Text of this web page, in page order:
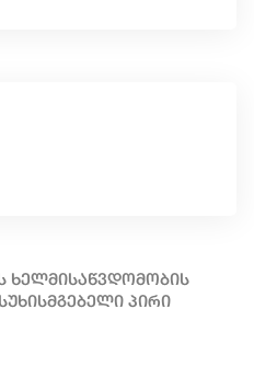
Ხელმისაწვდომობის
Პირი